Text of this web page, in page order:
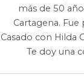
más de 50
Cartagena. Fue
Casado con Hilda
Te doy una